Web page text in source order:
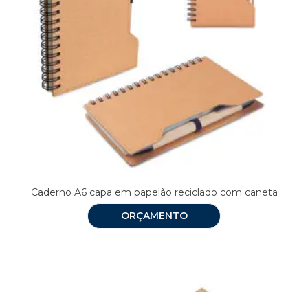
Caderno A6 capa em papelão reciclado com caneta
ORÇAMENTO